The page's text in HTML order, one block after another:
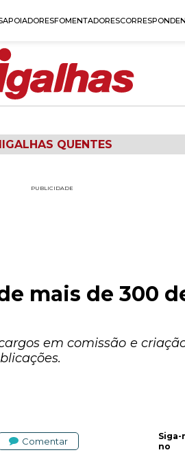
APOIADORESFOMENTADORES
QUENTES
PUBLICIDADE
mais de 300
em comissão e
Comentar
Siga-
no